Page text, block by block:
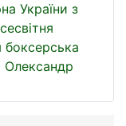
України з
боксерська
Олександр